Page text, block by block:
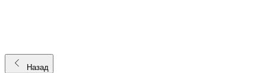
Назад